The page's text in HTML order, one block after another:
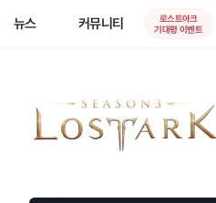
뉴스 커뮤니티
로스트아크
기대평 이벤트